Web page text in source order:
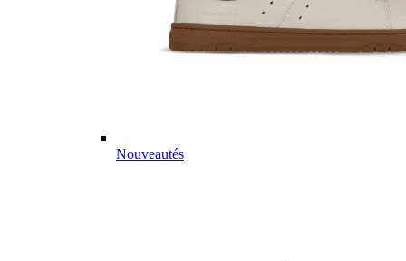
Nouveautés